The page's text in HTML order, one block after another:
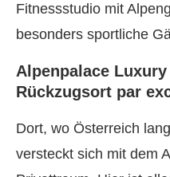
Fitnessstudio mit
besonders sportliche
Alpenpalace
Rückzugsort par
Dort, wo Österreich
versteckt sich mit dem